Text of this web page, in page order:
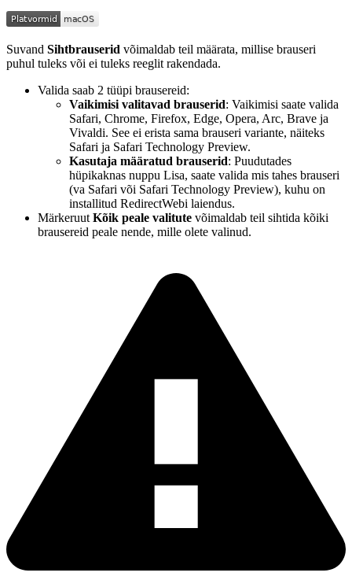
Suvand Sihtbrauserid võimaldab teil määrata, millise brauseri
puhul tuleks või ei tuleks reeglit rakendada.
Valida saab 2 tüüpi brausereid:
Vaikimisi valitavad brauserid: Vaikimisi saate valida
Safari, Chrome, Firefox, Edge, Opera, Arc, Brave ja
Vivaldi. See ei erista sama brauseri variante, näiteks
Safari ja Safari Technology Preview.
Kasutaja määratud brauserid: Puudutades
hüpikaknas nuppu Lisa, saate valida mis tahes brauseri
(va Safari või Safari Technology Preview), kuhu on
installitud RedirectWebi laiendus.
Märkeruut Kõik peale valitute võimaldab teil sihtida kõiki
brausereid peale nende, mille olete valinud.